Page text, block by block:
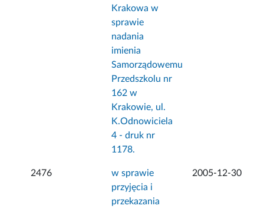
Krakowa w
sprawie
nadania
imienia
Samorządowemu
Przedszkolu nr
162 w
Krakowie, ul.
K.Odnowiciela
4 - druk nr
1178.
2476
w sprawie
przyjęcia i
przekazania
2005-12-30